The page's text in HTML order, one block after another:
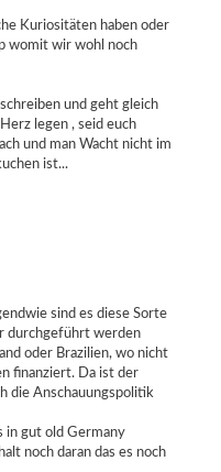
Kuriositäten haben oder
womit wir wohl noch
und geht gleich
legen , seid euch
und man Wacht nicht im
ist...
sind es diese Sorte
durchgeführt werden
oder Brazilien, wo nicht
finanziert. Da ist der
die Anschauungspolitik
in gut old Germany
noch daran das es noch